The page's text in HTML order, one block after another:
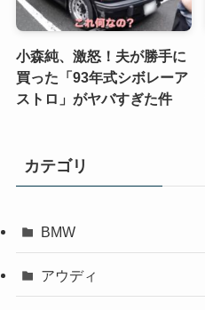
小森純、激怒！夫が勝手に
買った「93年式シボレーア
ストロ」がヤバすぎた件
カテゴリ
BMW
アウディ